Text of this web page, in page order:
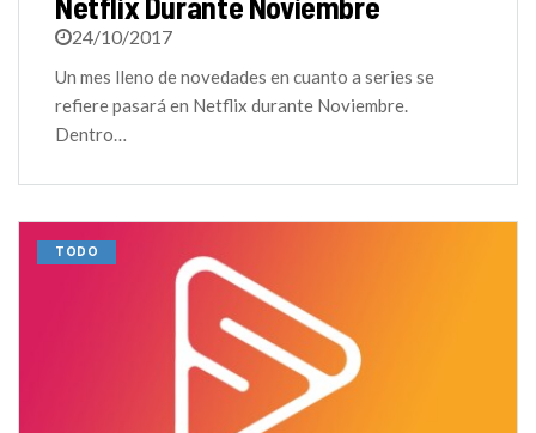
24/10/2017
Un mes lleno de novedades en cuanto a series se
refiere pasará en Netflix durante Noviembre.
Dentro…
TODO